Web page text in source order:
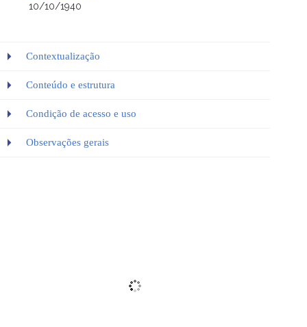
10/10/1940
Contextualização
Conteúdo e estrutura
Condição de acesso e uso
Observações gerais